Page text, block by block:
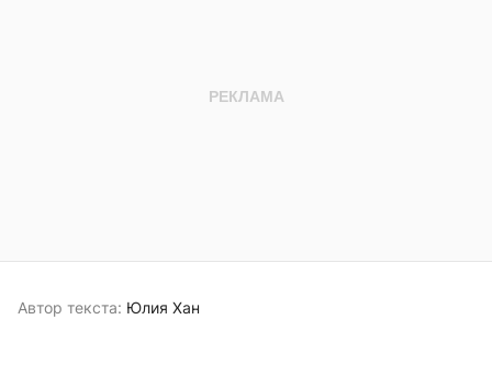
Автор текста: Юлия Хан